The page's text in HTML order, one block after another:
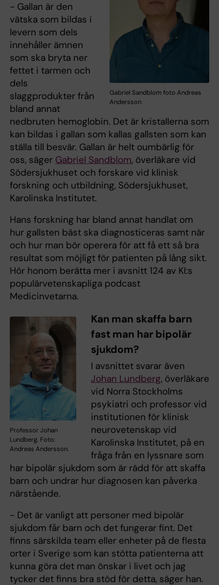
Gabriel Sandblom foto Andreas
Andersson
- Gallan är den
vätska som bildas i
levern som dels
innehåller ämnen
som ska bryta ner
fettet i tarmen och
dels
slaggprodukter från
bland annat
nedbruten hemoglobin. Det är kristallerna som
kan bildas i gallan som kallas gallsten som kan
ställa till besvär. Gallan är helt oumbärlig för
oss, säger Gabriel Sandblom, överläkare vid
Södersjukhuset och forskare vid klinisk
forskning och utbildning, Södersjukhuset,
Karolinska Institutet.
Hans forskning har bland annat handlat om
hur gallsten bäst ska diagnosticeras samt när
och hur man bör operera för att få ett så bra
resultat som möjligt för patienten på lång sikt.
Hör honom berätta mer i avsnitt 124 av KI:s
populärvetenskapliga podcast
Medicinvetarna.
Professor Johan
Lundberg. Foto:
Andreas Andersson.
Kan man skaffa barn
fast man har bipolär
sjukdom?
I avsnittet svarar även
Johan Lundberg, överläkare
vid Norra Stockholms
psykiatri och professor vid
institutionen för klinisk
neurovetenskap vid
Karolinska Institutet, på en
fråga från en lyssnare som
har bipolär sjukdom som är rädd för att skaffa
barn och undrar hur diagnosen kan påverka
närstående.
- Det är vanligt att personer med bipolär
sjukdom får barn och det fungerar fint. Det
finns särskilda team eller enheter på de flesta
orter i Sverige som kan stötta patienterna att
kunna göra det man önskar i livet och jag
tycker det finns bra stöd för detta, säger han.